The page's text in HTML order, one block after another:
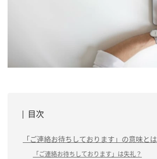
目次
「ご連絡お待ちしております」の意味とは
「ご連絡お待ちしております」は失礼？